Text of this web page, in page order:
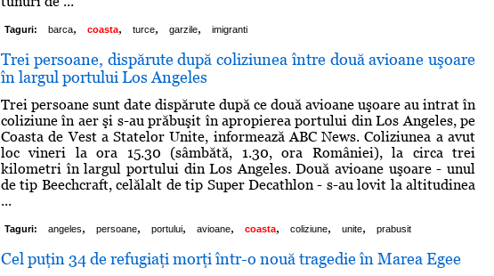
Taguri: barca, coasta, turce, garzile, imigranti
Trei persoane, dispărute după coliziunea între două avioane uşoare
în largul portului Los Angeles
Trei persoane sunt date dispărute după ce două avioane uşoare au intrat în
coliziune în aer şi s-au prăbuşit în apropierea portului din Los Angeles, pe
Coasta de Vest a Statelor Unite, informează ABC News. Coliziunea a avut
loc vineri la ora 15.30 (sâmbătă, 1.30, ora României), la circa trei
kilometri în largul portului din Los Angeles. Două avioane uşoare - unul
de tip Beechcraft, celălalt de tip Super Decathlon - s-au lovit la altitudinea
...
Taguri: angeles, persoane, portului, avioane, coasta, coliziune, unite, prabusit
Cel puţin 34 de refugiaţi morţi într-o nouă tragedie în Marea Egee